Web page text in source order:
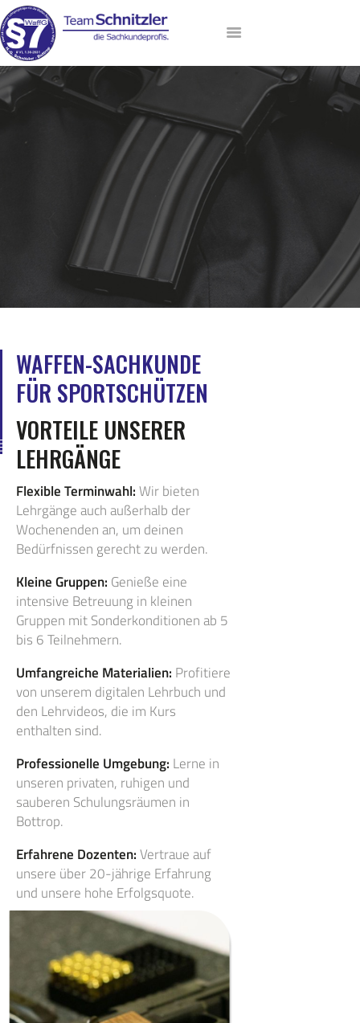
ANMELDUNG
AKTUELLE TERMINE
LEHRGANGSANGEBOT
DAS TEAM
VIP-LOUNGE
KONTAKT
WAFFEN-SACHKUNDE
FÜR SPORTSCHÜTZEN
VORTEILE UNSERER
LEHRGÄNGE
Flexible Terminwahl:Wir bieten
Lehrgänge auch außerhalb der
Wochenenden an, um deinen
Bedürfnissen gerecht zu werden.
Kleine Gruppen: Genieße eine
intensive Betreuung in kleinen
Gruppen mit Sonderkonditionen ab 5
bis 6 Teilnehmern.
Umfangreiche Materialien: Profitiere
von unserem digitalen Lehrbuch und
den Lehrvideos, die im Kurs
enthalten sind.
Professionelle Umgebung: Lerne in
unseren privaten, ruhigen und
sauberen Schulungsräumen in
Bottrop.
Erfahrene Dozenten:Vertraue auf
unsere über 20-jährige Erfahrung
und unsere hohe Erfolgsquote.